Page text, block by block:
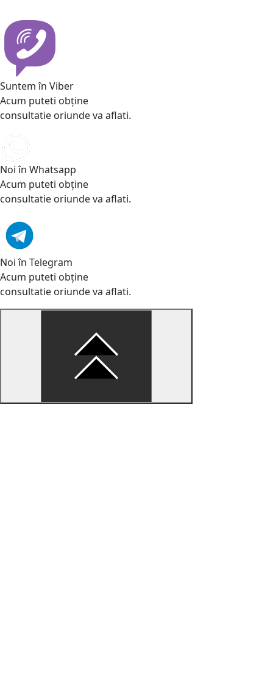
Suntem în Viber
Acum puteti obține
consultatie oriunde va aflati.
Noi în Whatsapp
Acum puteti obține
consultatie oriunde va aflati.
Noi în Telegram
Acum puteti obține
consultatie oriunde va aflati.